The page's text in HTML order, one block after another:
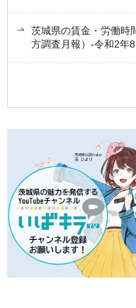
茨城県の賃金・労働時
方調査月報）-令和2年